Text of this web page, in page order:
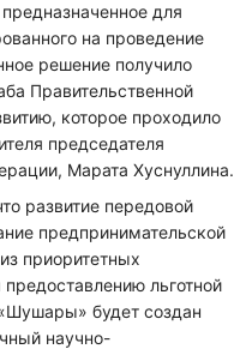
для
на проведение
решение получило
Правительственной
которое проходило
председателя
Марата Хуснуллина.
развитие передовой
предпринимательской
приоритетных
льготной
будет создан
научно-